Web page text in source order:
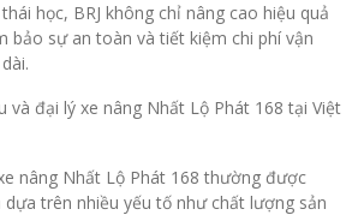
học, BRJ không chỉ nâng cao hiệu quả
bảo sự an toàn và tiết kiệm chi phí vận
và đại lý xe nâng Nhất Lộ Phát 168 tại Việt
nâng Nhất Lộ Phát 168 thường được
dựa trên nhiều yếu tố như chất lượng sản